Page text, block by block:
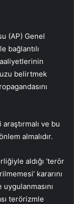
(AP) Genel
bağlantılı
belirtmek
ve bu
almalıdır.
aldığı ‘terör
kararını
terörizmle